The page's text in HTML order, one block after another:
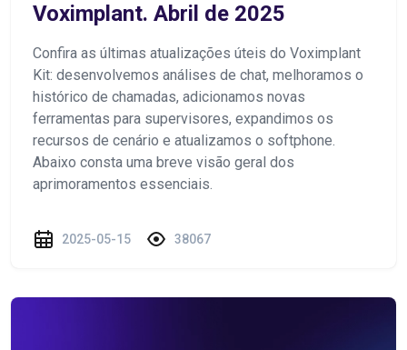
Voximplant. Abril de 2025
Confira as últimas atualizações úteis do Voximplant
Kit: desenvolvemos análises de chat, melhoramos o
histórico de chamadas, adicionamos novas
ferramentas para supervisores, expandimos os
recursos de cenário e atualizamos o softphone.
Abaixo consta uma breve visão geral dos
aprimoramentos essenciais.
2025-05-15 38067